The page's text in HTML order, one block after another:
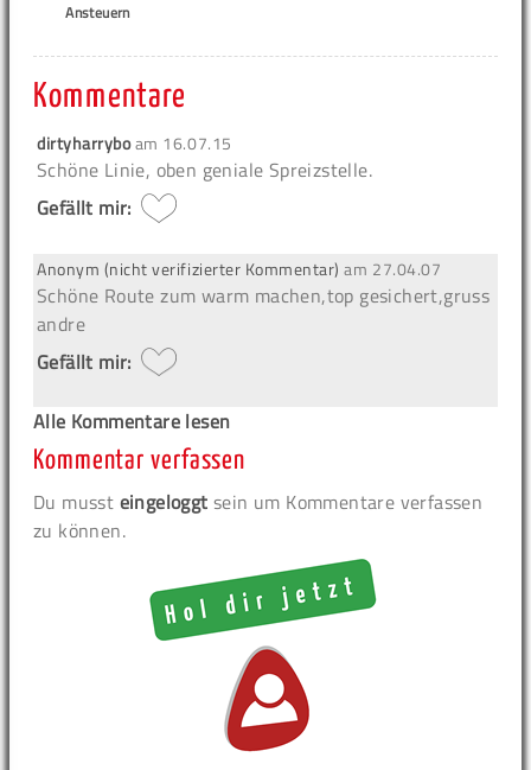
Ansteuern
Kommentare
dirtyharryboam 16.07.15
Schöne Linie, oben geniale Spreizstelle.
Gefällt mir:
Anonym (nicht verifizierter Kommentar) am 27.04.07
Schöne Route zum warm machen,top gesichert,gruss
andre
Gefällt mir:
Alle Kommentare lesen
Kommentar verfassen
Du musst eingeloggt sein um Kommentare verfassen
zu können.